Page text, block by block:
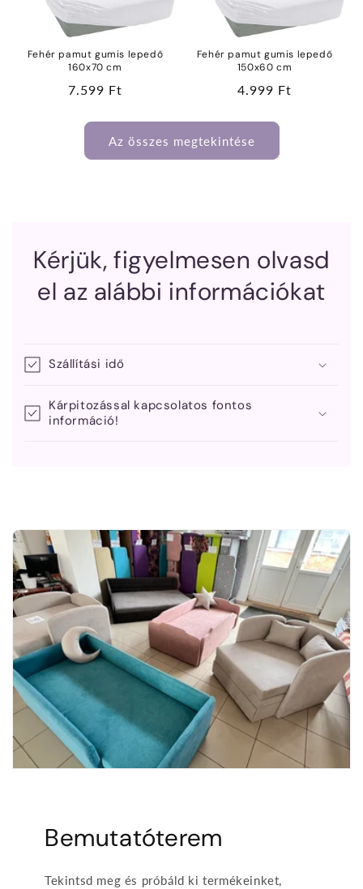
Fehér pamut gumis lepedő
160x70 cm
Normál
7.599 Ft
Fehér pamut gumis lepedő
150x60 cm
Normál
4.999 Ft
Az összes megtekintése
Kérjük, figyelmesen olvasd
el az alábbi információkat
Szállítási idő
Kárpitozással kapcsolatos fontos
információ!
Bemutatóterem
Tekintsd meg és próbáld ki termékeinket,